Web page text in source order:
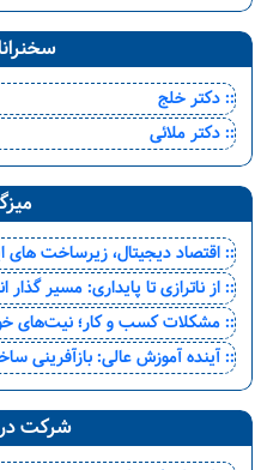
:: دکتر خلج
:: دکتر ملائی
:: اقتصاد دیجیتال، زیرساخت های
:: از ناترازی تا پایداری: مسیر گذار
:: مشکلات کسب و کار؛ نیت‌های
:: آینده آموزش عالی: بازآفرینی
شرکت